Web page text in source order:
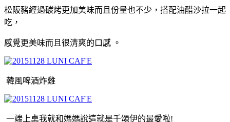
松阪豬經過碳烤更加美味而且份量也不少 ， 搭配油醋沙拉一起
吃 ，
感覺更美味而且很清爽的口感 。
韓風啤酒炸雞
一端上桌我就和媽媽說這就是千頌伊的最愛啦!